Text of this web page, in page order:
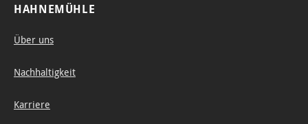
HAHNEMÜHLE
Über uns
Nachhaltigkeit
Karriere